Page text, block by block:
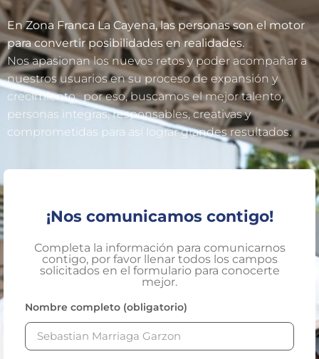
Lotes/Bodegas
Sostenibilidad
Nosotros
Trabaja con nosotros
Agendar Cita
Contáctanos
En Zona Franca La Cayena, las personas son el motor
para convertir posibilidades en realidades.
Nos apasionan los nuevos retos y poder acompañar a
nuestros usuarios en su proceso de expansión y
crecimiento, por eso, buscamos el mejor talento,
personas integras, responsables, creativas y
comprometidas para así lograr grandes resultados.
¡Nos comunicamos contigo!
Completa la información para comunicarnos
contigo, por favor llenar todos los campos
solicitados en el formulario para conocerte
mejor.
Nombre completo (obligatorio)